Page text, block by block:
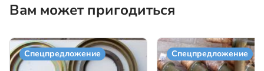
Вам может пригодиться
Спецпредложение Спецпредложение